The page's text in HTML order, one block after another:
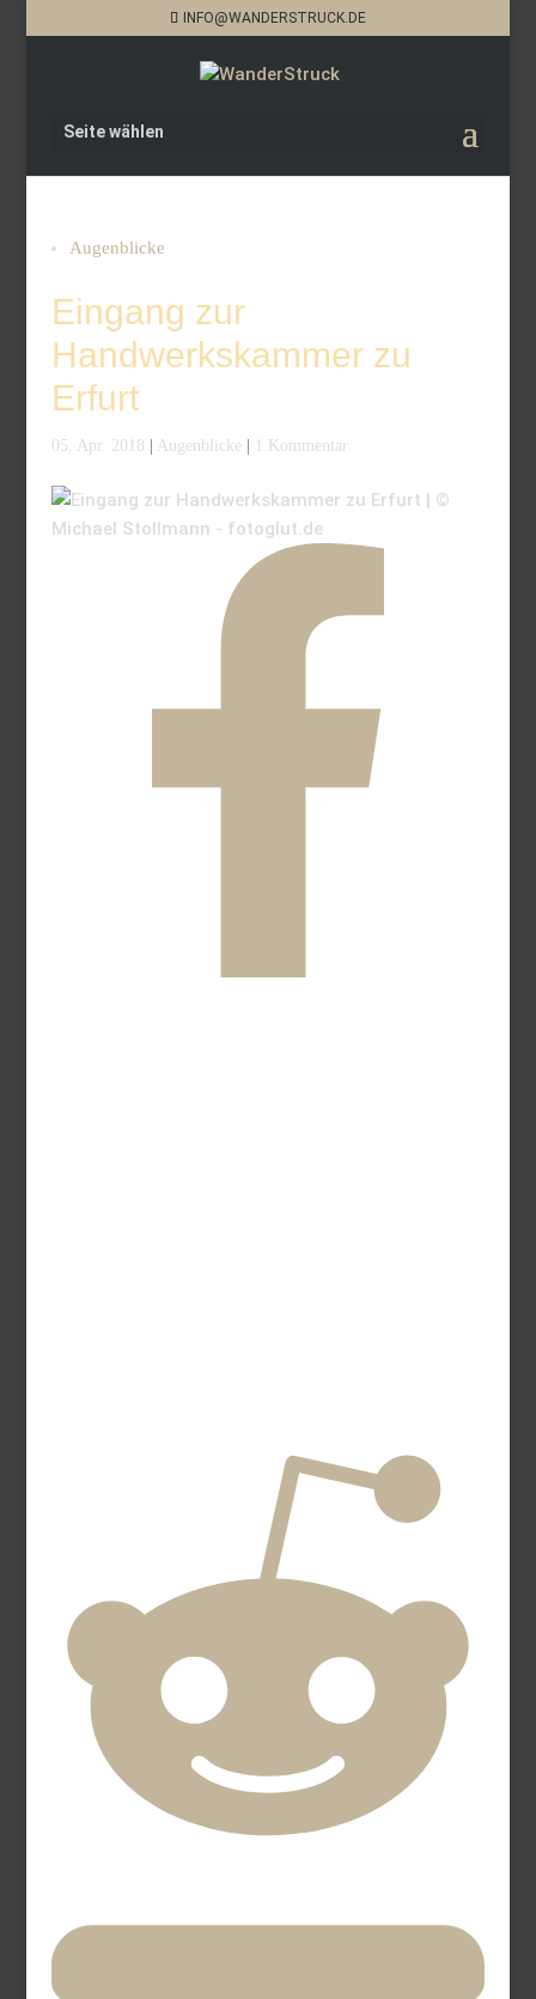
INFO@WANDERSTRUCK.DE
Seite wählen
Augenblicke
Eingang zur
Handwerkskammer zu
Erfurt
05. Apr. 2018 Augenblicke 1 Kommentar